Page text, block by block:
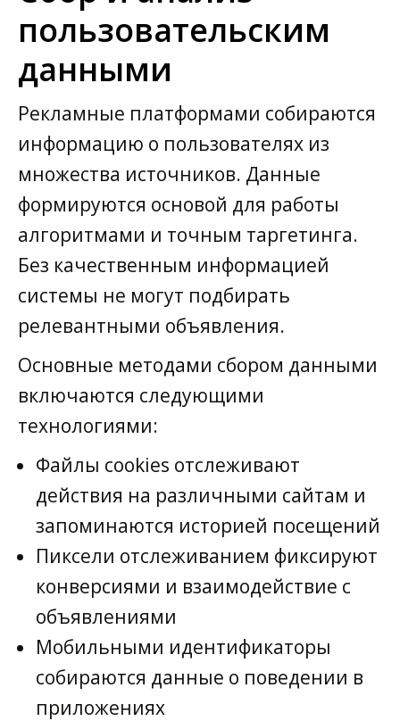
пользовательским
данными
Рекламные платформами собираются
информацию о пользователях из
множества источников. Данные
формируются основой для работы
алгоритмами и точным таргетинга.
Без качественным информацией
системы не могут подбирать
релевантными объявления.
Основные методами сбором данными
включаются следующими
технологиями:
Файлы cookies отслеживают
действия на различными сайтам и
запоминаются историей посещений
Пиксели отслеживанием фиксируют
конверсиями и взаимодействие с
объявлениями
Мобильными идентификаторы
собираются данные о поведении в
приложениях